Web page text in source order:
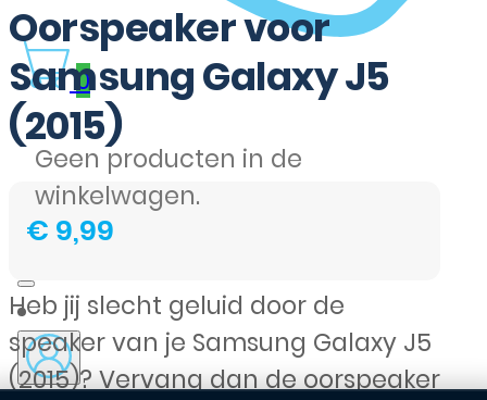
0
Geen producten in de
winkelwagen.
Oorspeaker voor
Samsung Galaxy J5
(2015)
€ 9,99
Heb jij slecht geluid door de
speaker van je Samsung Galaxy J5
(2015)? Vervang dan de oorspeaker